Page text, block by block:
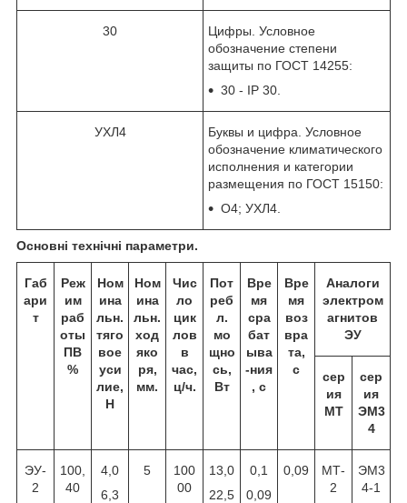
30
Цифры. Условное
обозначение степени
защиты по ГОСТ 14255:
30 - IP 30.
УХЛ4
Буквы и цифра. Условное
обозначение климатического
исполнения и категории
размещения по ГОСТ 15150:
О4; УХЛ4.
Основні технічні параметри.
Габ
ари
т
Реж
им
раб
оты
ПВ
%
Ном
ина
льн.
тяго
вое
уси
лие,
Н
Ном
ина
льн.
ход
яко
ря,
мм.
Чис
ло
цик
лов
в
час,
ц/ч.
Пот
реб
л.
мо
щно
сь,
Вт
Вре
мя
сра
бат
ыва
-ния
, с
Вре
мя
воз
вра
та,
с
Аналоги
электром
агнитов
ЭУ
сер
ия
МТ
сер
ия
ЭМ3
4
ЭУ-
2
100,
40
4,0
6,3
5
100
00
13,0
22,5
0,1
0,09
0,09
МТ-
2
ЭМ3
4-1